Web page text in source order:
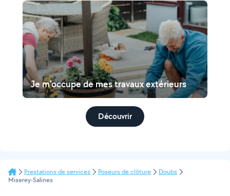
Je m'occupe de mes travaux extérieurs
Découvrir
Prestations de services Poseurs de clôture
Doubs
Miserey-Salines